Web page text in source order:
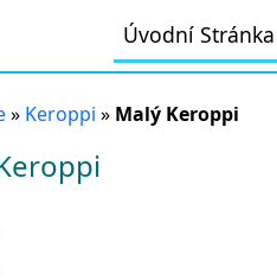
Úvodní Stránka
» Keroppi » Malý Keroppi